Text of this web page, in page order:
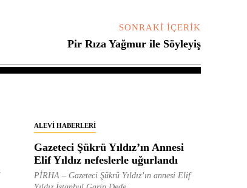
SONRAKI İÇERIK
Pir Rıza Yağmur ile Söyleyiş
ALEVI HABERLERI
Gazeteci Şükrü Yıldız’ın Annesi
Elif Yıldız nefeslerle uğurlandı
PİRHA – Gazeteci Şükrü Yıldız’ın annesi Elif